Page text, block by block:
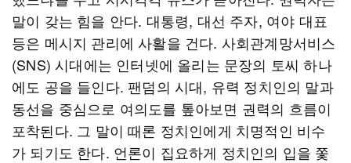
말이 갖는 힘을 안다. 대통령, 대선 주자, 여야 대표
등은 메시지 관리에 사활을 건다. 사회관계망서비스
(SNS) 시대에는 인터넷에 올리는 문장의 토씨 하나
에도 공을 들인다. 팬덤의 시대, 유력 정치인의 말과
동선을 중심으로 여의도를 톺아보면 권력의 흐름이
포착된다. 그 말이 때론 정치인에게 치명적인 비수
가 되기도 한다. 언론이 집요하게 정치인의 입을 쫓